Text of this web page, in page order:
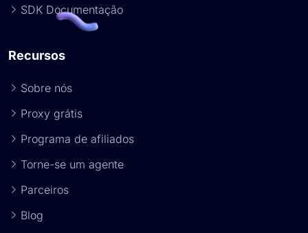
SDK Documentação
Recursos
Sobre nós
Proxy grátis
Programa de afiliados
Torne-se um agente
Parceiros
Blog